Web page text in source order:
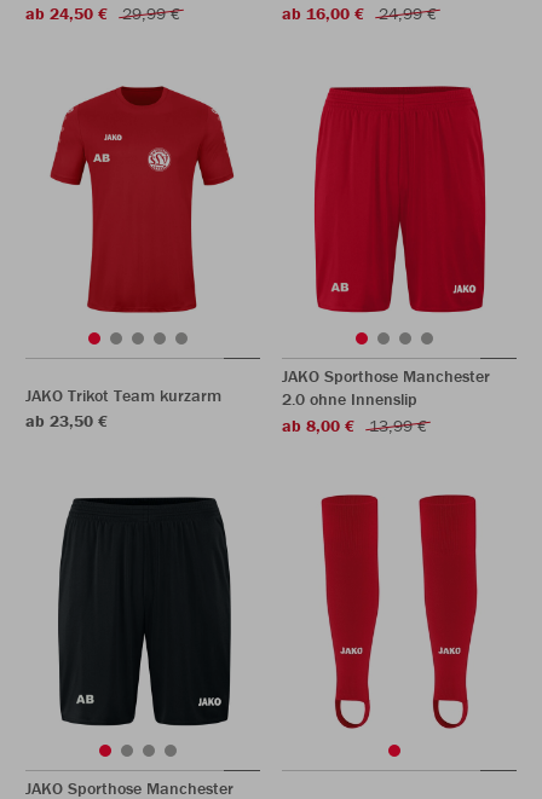
ab 24,50 €
29,99 €
ab 16,00 €
24,99 €
JAKO Trikot Team kurzarm
ab 23,50 €
JAKO Sporthose Manchester
2.0 ohne Innenslip
ab 8,00 €
13,99 €
JAKO Sporthose Manchester